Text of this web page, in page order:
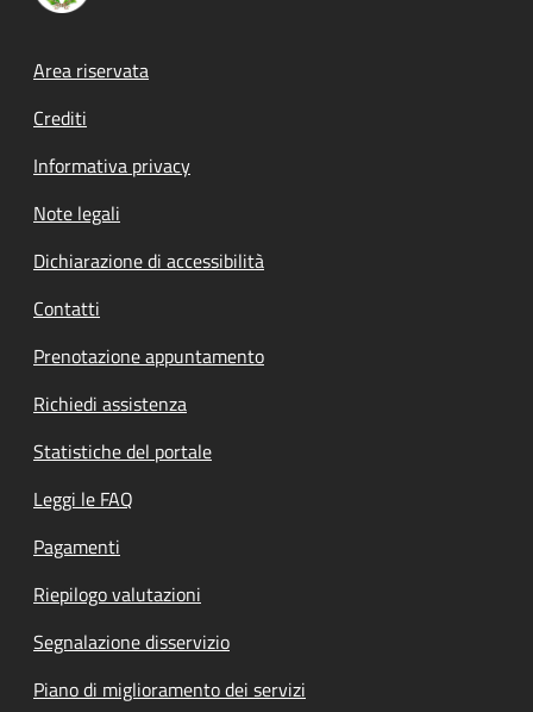
Footer menu
Area riservata
Crediti
Informativa privacy
Note legali
Dichiarazione di accessibilità
Contatti
Prenotazione appuntamento
Richiedi assistenza
Statistiche del portale
Leggi le FAQ
Pagamenti
Riepilogo valutazioni
Segnalazione disservizio
Piano di miglioramento dei servizi